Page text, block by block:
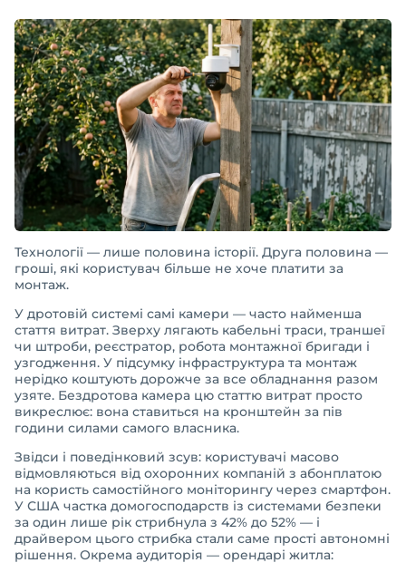
Технології — лише половина історії. Друга половина —
гроші, які користувач більше не хоче платити за
монтаж.
У дротовій системі самі камери — часто найменша
стаття витрат. Зверху лягають кабельні траси, траншеї
чи штроби, реєстратор, робота монтажної бригади і
узгодження. У підсумку інфраструктура та монтаж
нерідко коштують дорожче за все обладнання разом
узяте. Бездротова камера цю статтю витрат просто
викреслює: вона ставиться на кронштейн за пів
години силами самого власника.
Звідси і поведінковий зсув: користувачі масово
відмовляються від охоронних компаній з абонплатою
на користь самостійного моніторингу через смартфон.
У США частка домогосподарств із системами безпеки
за один лише рік стрибнула з 42% до 52% — і
драйвером цього стрибка стали саме прості автономні
рішення. Окрема аудиторія — орендарі житла: